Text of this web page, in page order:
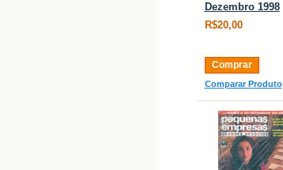
Dezembro 1998
R$20,00
Comprar
Comparar Produto